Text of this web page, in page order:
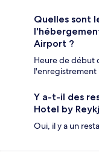
Quelles sont
Airport ?
Heure de début
l'enregistrement
Y a-t-il des
Hotel by
Oui, il y a un